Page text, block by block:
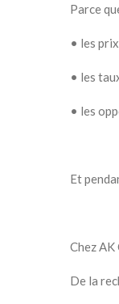
Parce
• les
• les
• les
Et
Chez
De la